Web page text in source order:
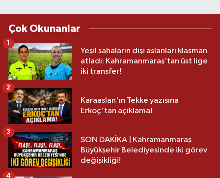
Çok Okunanlar
Yeşil sahaların dişi aslanları klasman
atladı: Kahramanmaraş’tan üst lige
iki transfer!
1
Karaaslan'ın Tekke yazısına
Erkoç'tan açıklama!
2
SON DAKİKA | Kahramanmaraş
Büyükşehir Belediyesinde iki görev
değişikliği!
3
4